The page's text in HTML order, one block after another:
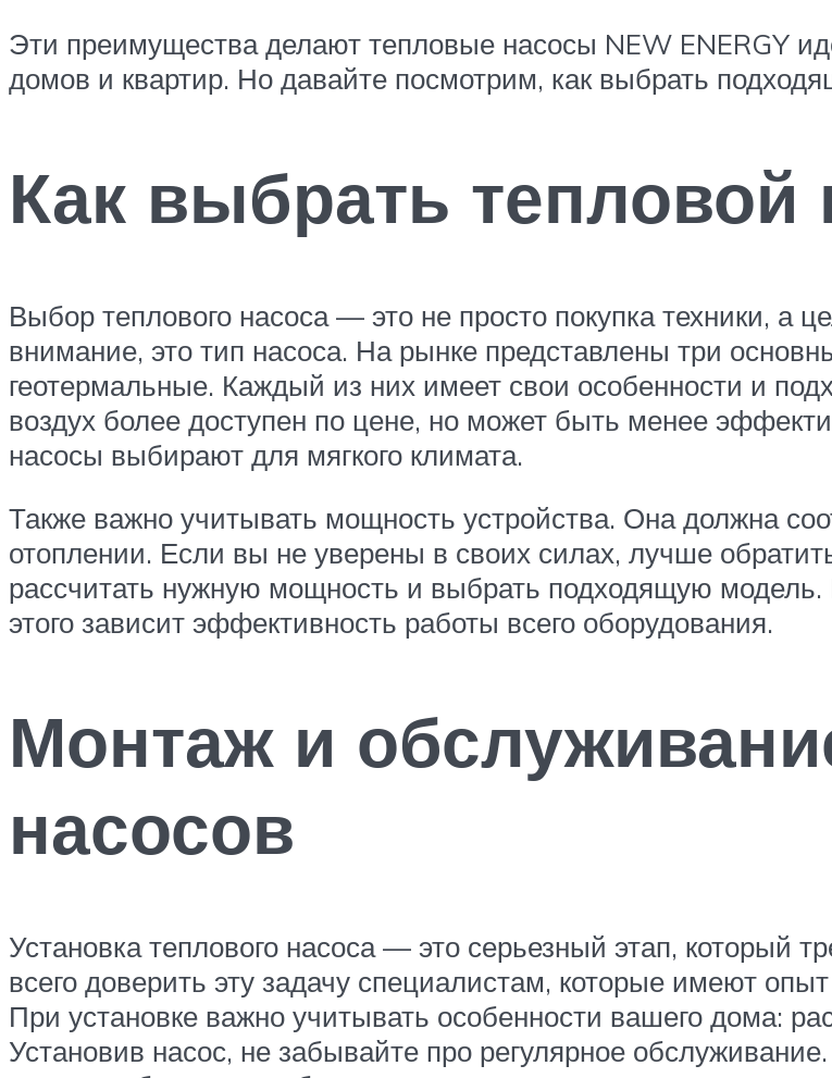
Эти преимущества делают тепловые насосы NEW ENERGY
домов и квартир. Но давайте посмотрим, как выбрать
Как выбрать тепловой
Выбор теплового насоса — это не просто покупка техники, а
внимание, это тип насоса. На рынке представлены три
геотермальные. Каждый из них имеет свои особенности и
воздух более доступен по цене, но может быть менее
насосы выбирают для мягкого климата.
Также важно учитывать мощность устройства. Она должна
отоплении. Если вы не уверены в своих силах, лучше
рассчитать нужную мощность и выбрать подходящую
этого зависит эффективность работы всего оборудования.
Монтаж и
насосов
Установка теплового насоса — это серьезный этап, который
всего доверить эту задачу специалистам, которые имеют
При установке важно учитывать особенности вашего дома:
Установив насос, не забывайте про регулярное